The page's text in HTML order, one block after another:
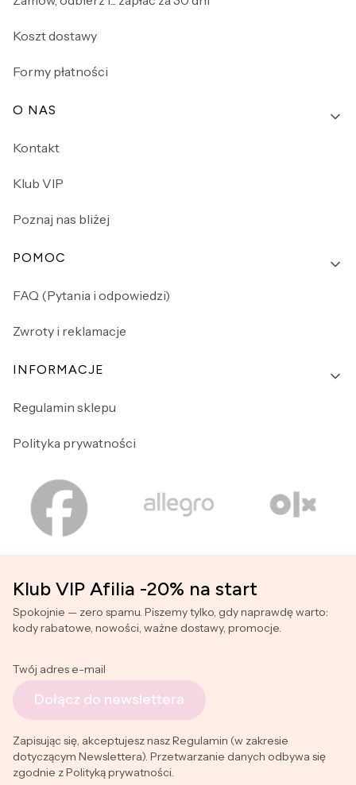
Koszt dostawy
Formy płatności
O NAS
Kontakt
Klub VIP
Poznaj nas bliżej
POMOC
FAQ (Pytania i odpowiedzi)
Zwroty i reklamacje
INFORMACJE
Regulamin sklepu
Polityka prywatności
Klub VIP Afilia -20% na start
Spokojnie — zero spamu. Piszemy tylko, gdy naprawdę warto:
kody rabatowe, nowości, ważne dostawy, promocje.
Twój adres e-mail
Dołącz do newslettera
Zapisując się, akceptujesz nasz Regulamin (w zakresie
dotyczącym Newslettera). Przetwarzanie danych odbywa się
zgodnie z Polityką prywatności.